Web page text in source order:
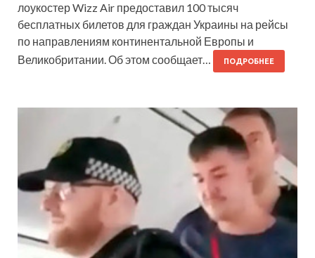
лоукостер Wizz Air предоставил 100 тысяч
бесплатных билетов для граждан Украины на рейсы
по направлениям континентальной Европы и
Великобритании. Об этом сообщает…
ПОДРОБНЕЕ